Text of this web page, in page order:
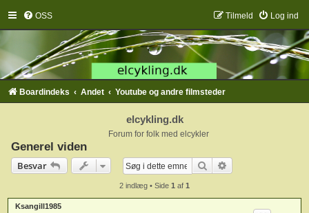
OSS Log ind
Tilmeld
Boardindeks Andet Youtube og andre filmsteder
elcykling.dk
Forum for folk med elcykler
Generel viden
Besvar
Søg
2 indlæg • Side 1 af 1
Ksangill1985